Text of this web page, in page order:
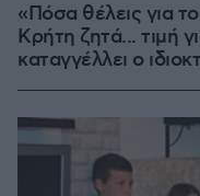
«Πόσα θέλεις για
Κρήτη ζητά... τιμή
καταγγέλλει ο